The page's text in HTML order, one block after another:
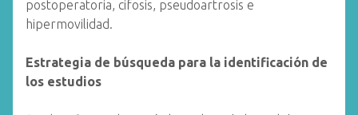
postoperatoria, cifosis, pseudoartrosis e
hipermovilidad.
Estrategia de búsqueda para la identificación de
los estudios